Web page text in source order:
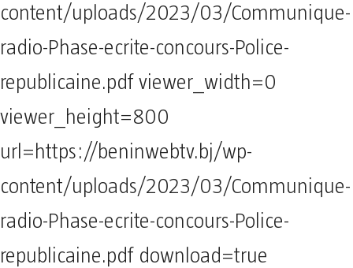
content/uploads/2023/03/Communique-
radio-Phase-ecrite-concours-Police-
republicaine.pdf viewer_width=0
viewer_height=800
url=https://beninwebtv.bj/wp-
content/uploads/2023/03/Communique-
radio-Phase-ecrite-concours-Police-
republicaine.pdf download=true